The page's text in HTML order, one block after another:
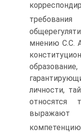
мнению С.С.
личности,
относятся